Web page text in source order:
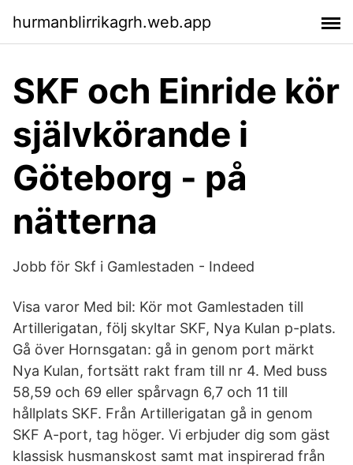
hurmanblirrikagrh.web.app
SKF och Einride kör
självkörande i
Göteborg - på
nätterna
Jobb för Skf i Gamlestaden - Indeed
Visa varor Med bil: Kör mot Gamlestaden till
Artillerigatan, följ skyltar SKF, Nya Kulan p-plats.
Gå över Hornsgatan: gå in genom port märkt
Nya Kulan, fortsätt rakt fram till nr 4. Med buss
58,59 och 69 eller spårvagn 6,7 och 11 till
hållplats SKF. Från Artillerigatan gå in genom
SKF A-port, tag höger. Vi erbjuder dig som gäst
klassisk husmanskost samt mat inspirerad från